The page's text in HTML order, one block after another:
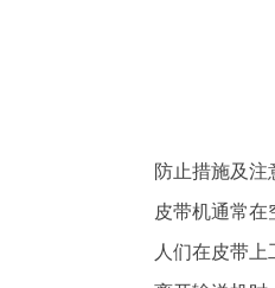
防止措施及注
皮带机通常在空
人们在皮带上工